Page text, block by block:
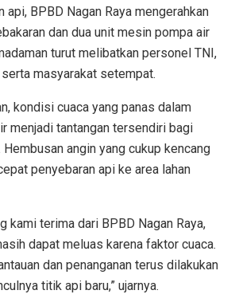
api, BPBD Nagan Raya mengerahkan
dan dua unit mesin pompa air
turut melibatkan personel TNI,
masyarakat setempat.
kondisi cuaca yang panas dalam
menjadi tantangan tersendiri bagi
angin yang cukup kencang
penyebaran api ke area lahan
kami terima dari BPBD Nagan Raya,
dapat meluas karena faktor cuaca.
dan penanganan terus dilakukan
titik api baru,” ujarnya.